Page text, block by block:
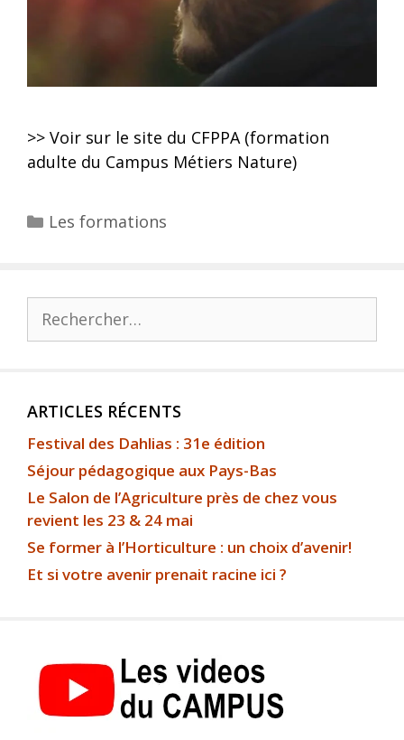
>> Voir sur le site du CFPPA (formation
adulte du Campus Métiers Nature)
Les formations
ARTICLES RÉCENTS
Festival des Dahlias : 31e édition
Séjour pédagogique aux Pays-Bas
Le Salon de l’Agriculture près de chez vous
revient les 23 & 24 mai
Se former à l’Horticulture : un choix d’avenir!
Et si votre avenir prenait racine ici ?